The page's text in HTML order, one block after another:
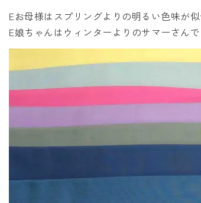
Eお母様はスプリングよりの明るい色味が
E娘ちゃんはウィンターよりのサマーさんで